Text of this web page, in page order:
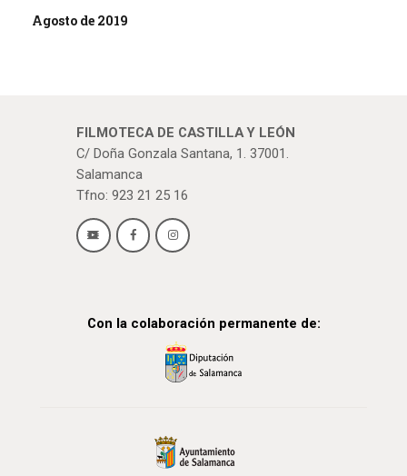
Agosto de 2019
FILMOTECA DE CASTILLA Y LEÓN
C/ Doña Gonzala Santana, 1. 37001.
Salamanca
Tfno: 923 21 25 16
Con la colaboración permanente de: